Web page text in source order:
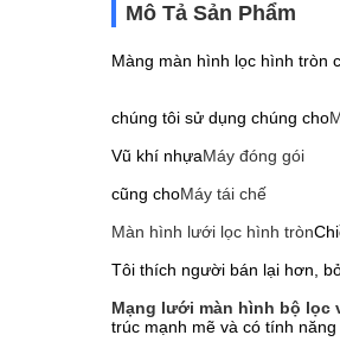
Mô Tả Sản Phẩm
Màng màn hình lọc hình tròn
chúng tôi sử dụng chúng cho
Vũ khí nhựaMáy đóng gói
cũng choMáy tái chế
Màn hình lưới lọc hình tròn
Tôi thích người bán lại hơn,
Mạng lưới màn hình bộ lọc
trúc mạnh mẽ và có tính